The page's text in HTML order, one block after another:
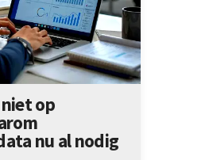
op
nu al nodig